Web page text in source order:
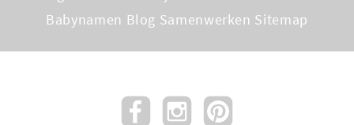
Babynamen Blog Samenwerken Sitemap